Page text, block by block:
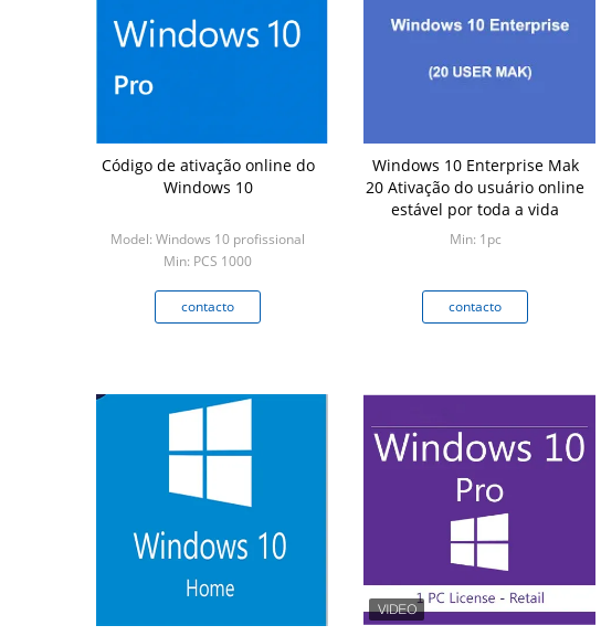
Código de ativação online do
Windows 10
Model: Windows 10 profissional
Min: PCS 1000
contacto
Windows 10 Enterprise Mak
20 Ativação do usuário online
estável por toda a vida
Min: 1pc
contacto